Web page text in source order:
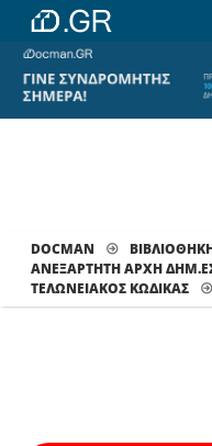
DOCMAN
ΑΝΕΞΑΡΤΗΤΗ ΑΡΧΗ
ΤΕΛΩΝΕΙΑΚΌΣ ΚΏΔΙΚΑΣ